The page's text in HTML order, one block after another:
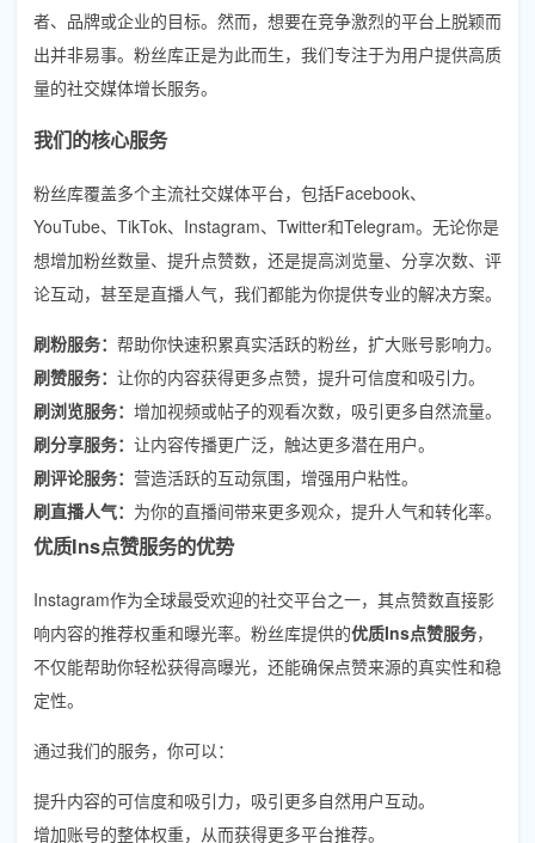
者、品牌或企业的目标。然而，想要在竞争激烈的平台上脱颖而
出并非易事。粉丝库正是为此而生，我们专注于为用户提供高质
量的社交媒体增长服务。
我们的核心服务
粉丝库覆盖多个主流社交媒体平台，包括Facebook、
YouTube、TikTok、Instagram、Twitter和Telegram。无论你是
想增加粉丝数量、提升点赞数，还是提高浏览量、分享次数、评
论互动，甚至是直播人气，我们都能为你提供专业的解决方案。
刷粉服务： 帮助你快速积累真实活跃的粉丝，扩大账号影响力。
刷赞服务： 让你的内容获得更多点赞，提升可信度和吸引力。
刷浏览服务： 增加视频或帖子的观看次数，吸引更多自然流量。
刷分享服务： 让内容传播更广泛，触达更多潜在用户。
刷评论服务： 营造活跃的互动氛围，增强用户粘性。
刷直播人气： 为你的直播间带来更多观众，提升人气和转化率。
优质Ins点赞服务的优势
Instagram作为全球最受欢迎的社交平台之一，其点赞数直接影
响内容的推荐权重和曝光率。粉丝库提供的优质Ins点赞服务，
不仅能帮助你轻松获得高曝光，还能确保点赞来源的真实性和稳
定性。
通过我们的服务，你可以：
提升内容的可信度和吸引力，吸引更多自然用户互动。
增加账号的整体权重，从而获得更多平台推荐。